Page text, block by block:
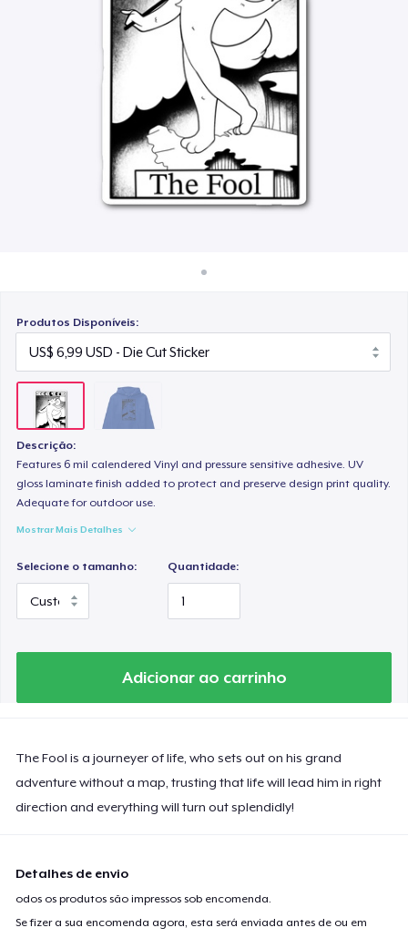
Venda em todo lugar
Venda qualquer coisa
Produtos Disponíveis:
Descrição:
Features 6 mil calendered Vinyl and pressure sensitive adhesive. UV
gloss laminate finish added to protect and preserve design print quality.
Adequate for outdoor use.
Mostrar Mais Detalhes
Selecione o tamanho: Quantidade:
Adicionar ao carrinho
The Fool is a journeyer of life, who sets out on his grand
adventure without a map, trusting that life will lead him in right
direction and everything will turn out splendidly!
Detalhes de envio
odos os produtos são impressos sob encomenda.
Se fizer a sua encomenda agora, esta será enviada antes de ou em